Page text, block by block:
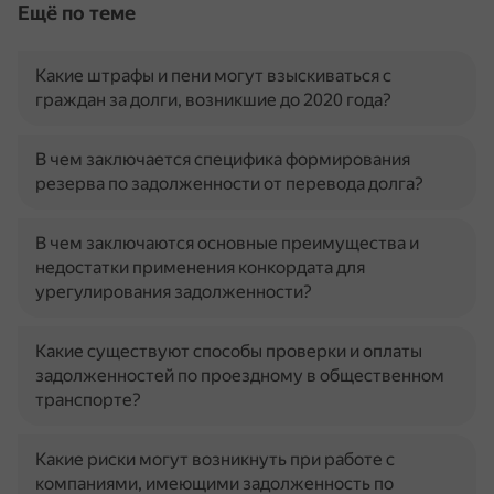
Ещё по теме
Какие штрафы и пени могут взыскиваться с
граждан за долги, возникшие до 2020 года?
В чем заключается специфика формирования
резерва по задолженности от перевода долга?
В чем заключаются основные преимущества и
недостатки применения конкордата для
урегулирования задолженности?
Какие существуют способы проверки и оплаты
задолженностей по проездному в общественном
транспорте?
Какие риски могут возникнуть при работе с
компаниями, имеющими задолженность по